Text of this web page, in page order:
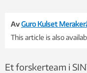
AvGuro Kulset
This article is also
Et forskerteam i